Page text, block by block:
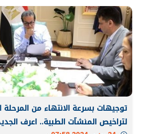
توجيهات بسرعة الانتهاء من المرحلة
لتراخيص المنشآت الطبية.. اعرف